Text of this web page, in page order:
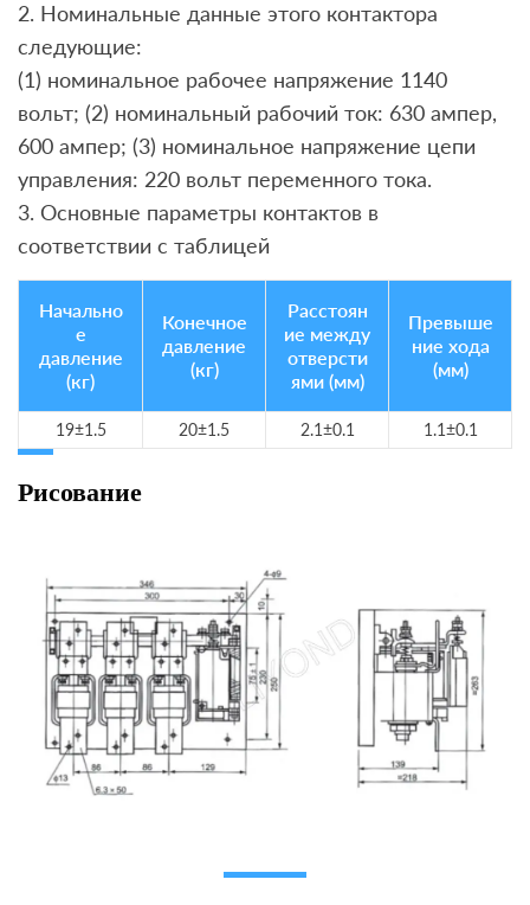
2. Номинальные данные этого контактора
следующие:
(1) номинальное рабочее напряжение 1140
вольт; (2) номинальный рабочий ток: 630 ампер,
600 ампер; (3) номинальное напряжение цепи
управления: 220 вольт переменного тока.
3. Основные параметры контактов в
соответствии с таблицей
Начально
е
давление
(кг)
Конечное
давление
(кг)
Расстоян
ие между
отверсти
ями (мм)
Превыше
ние хода
(мм)
19±1.5 20±1.5 2.1±0.1 1.1±0.1
Рисование